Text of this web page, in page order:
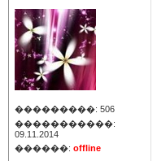
���������: 506
�����������:
09.11.2014
������: offline